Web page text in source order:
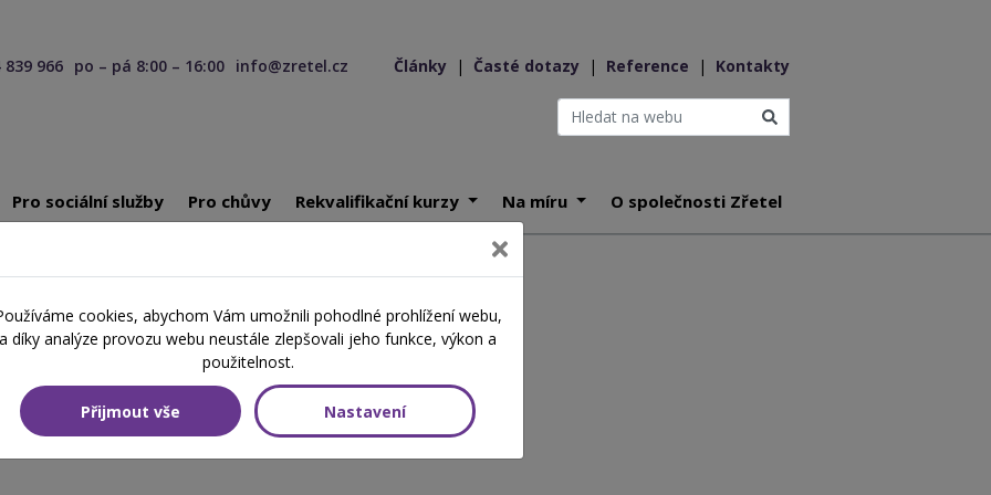
839 966 po – pá 8:00 – 16:00 info@zretel.cz Články | Časté dotazy | Reference | Kontakty
Pro sociální služby Pro chůvy Rekvalifikační kurzy Na míru O společnosti Zřetel
záznamů pro pedagogy
záznamů pro pedagogy
cookies, abychom Vám umožnili pohodlné prohlížení webu,
a díky analýze provozu webu neustále zlepšovali jeho funkce, výkon a
použitelnost.
Přijmout vše Nastavení